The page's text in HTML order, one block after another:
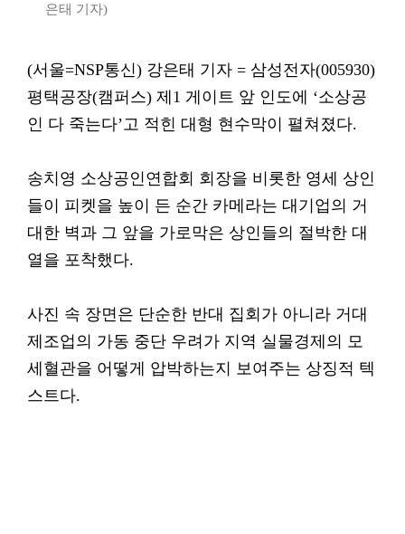
은태 기자)
(서울=NSP통신) 강은태 기자 = 삼성전자(005930)
평택공장(캠퍼스) 제1 게이트 앞 인도에 ‘소상공
인 다 죽는다’고 적힌 대형 현수막이 펼쳐졌다.
송치영 소상공인연합회 회장을 비롯한 영세 상인
들이 피켓을 높이 든 순간 카메라는 대기업의 거
대한 벽과 그 앞을 가로막은 상인들의 절박한 대
열을 포착했다.
사진 속 장면은 단순한 반대 집회가 아니라 거대
제조업의 가동 중단 우려가 지역 실물경제의 모
세혈관을 어떻게 압박하는지 보여주는 상징적 텍
스트다.